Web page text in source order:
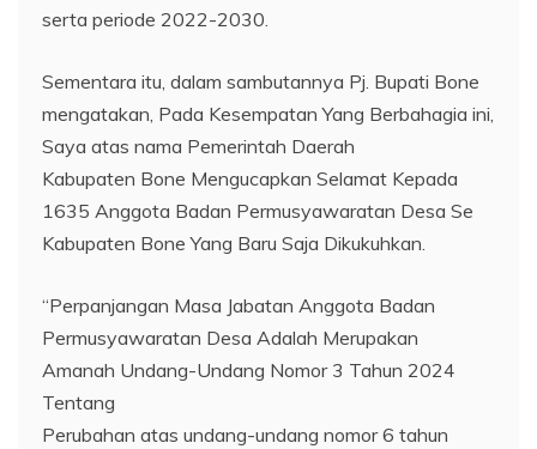
serta periode 2022-2030.
Sementara itu, dalam sambutannya Pj. Bupati Bone
mengatakan, Pada Kesempatan Yang Berbahagia ini,
Saya atas nama Pemerintah Daerah
Kabupaten Bone Mengucapkan Selamat Kepada
1635 Anggota Badan Permusyawaratan Desa Se
Kabupaten Bone Yang Baru Saja Dikukuhkan.
“Perpanjangan Masa Jabatan Anggota Badan
Permusyawaratan Desa Adalah Merupakan
Amanah Undang-Undang Nomor 3 Tahun 2024
Tentang
Perubahan atas undang-undang nomor 6 tahun